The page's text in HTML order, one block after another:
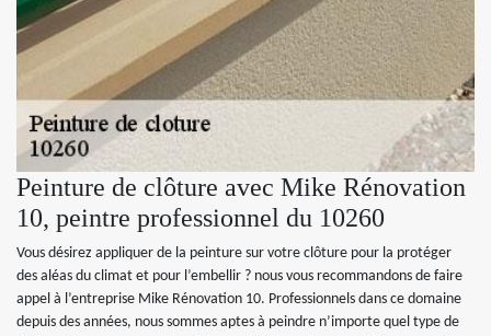
Peinture de clôture avec Mike Rénovation
10, peintre professionnel du 10260
Vous désirez appliquer de la peinture sur votre clôture pour la protéger
des aléas du climat et pour l’embellir ? nous vous recommandons de faire
appel à l’entreprise Mike Rénovation 10. Professionnels dans ce domaine
depuis des années, nous sommes aptes à peindre n’importe quel type de